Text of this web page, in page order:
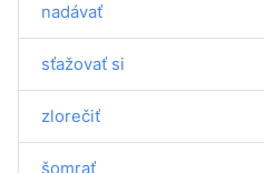
nadávať
sťažovať si
zlorečiť
šomrať